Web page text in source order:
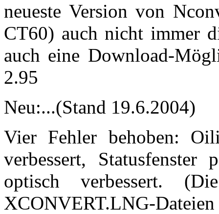
neueste Version von
CT60) auch nicht immer
auch eine Download-
2.95
Neu:...(Stand 19.6.2004)
Vier Fehler behoben:
verbessert, Statusfenster
optisch verbessert.
XCONVERT.LNG-